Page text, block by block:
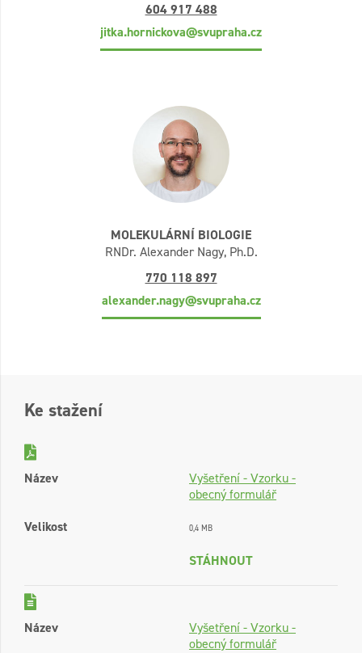
604 917 488
jitka.hornickova@svupraha.cz
MOLEKULÁRNÍ BIOLOGIE
RNDr. Alexander Nagy, Ph.D.
770 118 897
alexander.nagy@svupraha.cz
Ke stažení
Název
Vyšetření - Vzorku -
obecný formulář
Velikost
0,4 MB
STÁHNOUT
Název
Vyšetření - Vzorku -
obecný formulář